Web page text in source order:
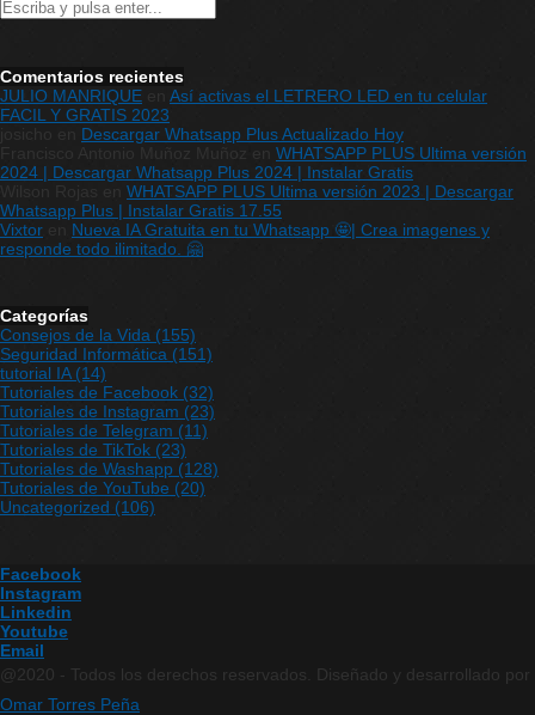
Comentarios recientes
JULIO MANRIQUE
Así activas el LETRERO LED en tu celular
FACIL Y GRATIS 2023
Descargar Whatsapp Plus Actualizado Hoy
Francisco Antonio Muñoz Muñoz
WHATSAPP PLUS Ultima versión
2024 | Descargar Whatsapp Plus 2024 | Instalar Gratis
WHATSAPP PLUS Ultima versión 2023 | Descargar
Whatsapp Plus | Instalar Gratis 17.55
Vixtor
Nueva IA Gratuita en tu Whatsapp 🤩| Crea imagenes y
responde todo ilimitado. 🤗
Categorías
Consejos de la Vida (155)
Seguridad Informática (151)
tutorial IA (14)
Tutoriales de Facebook (32)
Tutoriales de Instagram (23)
Tutoriales de Telegram (11)
Tutoriales de TikTok (23)
Tutoriales de Washapp (128)
Tutoriales de YouTube (20)
Uncategorized (106)
Facebook
Instagram
Linkedin
Youtube
Email
@2020 - Todos los derechos reservados. Diseñado y desarrollado por
Omar Torres Peña